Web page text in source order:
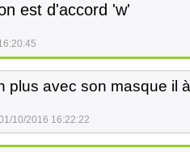
est d'accord 'w'
plus avec son masque il
10/2016 16:22:22